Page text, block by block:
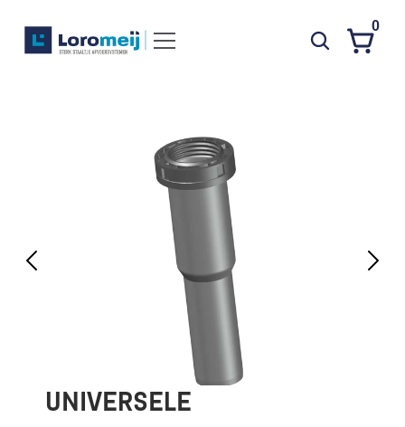
FAQ
0
UNIVERSELE